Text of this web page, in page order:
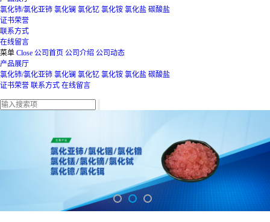
氯化铈/氯化亚铈 氯化镧 氯化钇 氯化铵 氯化盐 碳酸盐
证书荣誉
联系方式
在线留言
菜单 Close 公司首页 公司介绍 公司动态
产品展厅
氯化铈/氯化亚铈 氯化镧 氯化钇 氯化铵 氯化盐 碳酸盐
证书荣誉 联系方式 在线留言